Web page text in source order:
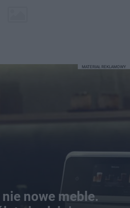
nowe meble.
MATERIAŁ REKLAMOWY